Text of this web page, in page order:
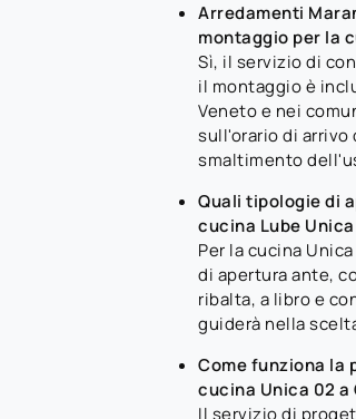
Arredamenti
montaggio per la
Sì, il servizio di
il montaggio è
Veneto e nei
sull'orario di arrivo
smaltimento
Quali tipologie di
cucina Lube
Per la cucina
di apertura ante,
ribalta, a libro e
guiderà nella
Come funziona la
cucina Unica 02
Il servizio di